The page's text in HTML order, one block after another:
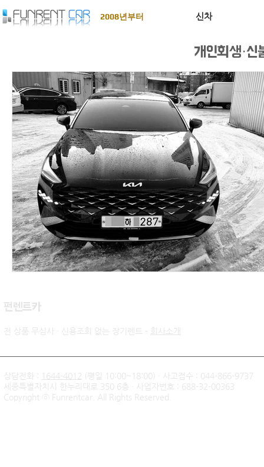
2008년부터 신차
개인회생·신
​펀렌트카
전 상품 무심사 · 신용조회 없는 장기렌트 - 회사소개
상담전화 : 1644-4012
(평일 10:00~18:00) · 사고접수 : 044-866-9737
세종특별자치시 한누리대로 350 6층 · 사업자번호 : 688-32-00363
Copyright ⓒ Funrentcar. All Rights Reserved.